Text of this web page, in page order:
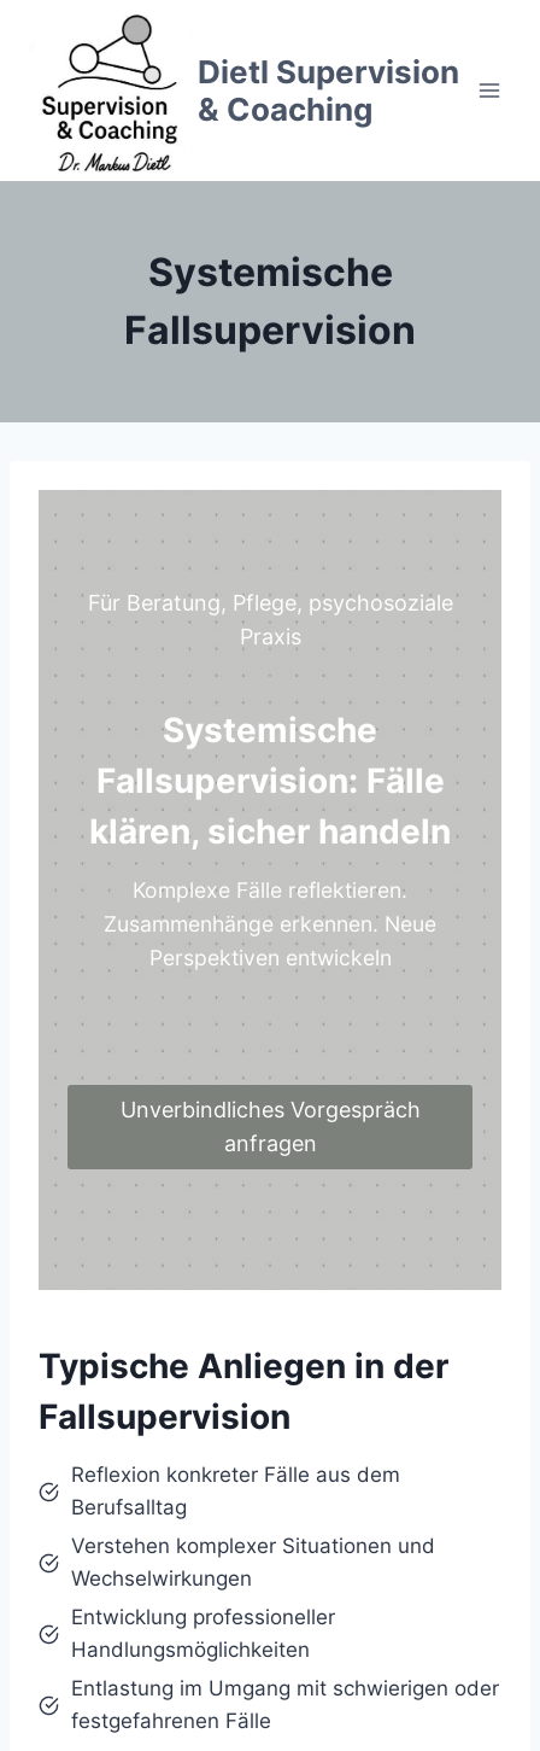
springen
Dietl Supervision
& Coaching
Systemische
Fallsupervision
Für Beratung, Pflege, psychosoziale
Praxis
Systemische
Fallsupervision: Fälle
klären, sicher handeln
Komplexe Fälle reflektieren.
Zusammenhänge erkennen. Neue
Perspektiven entwickeln
Unverbindliches Vorgespräch
anfragen
Typische Anliegen in der
Fallsupervision
Reflexion konkreter Fälle aus dem
Berufsalltag
Verstehen komplexer Situationen und
Wechselwirkungen
Entwicklung professioneller
Handlungsmöglichkeiten
Entlastung im Umgang mit schwierigen oder
festgefahrenen Fälle